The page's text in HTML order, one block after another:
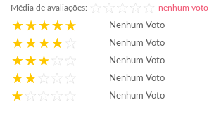
Média de avaliações: nenhum voto
Nenhum Voto
Nenhum Voto
Nenhum Voto
Nenhum Voto
Nenhum Voto